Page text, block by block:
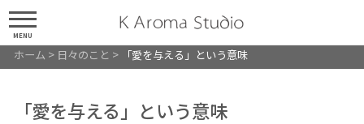
MENU
ホーム > 日々のこと > 「愛を与える」という意味
「愛を与える」という意味